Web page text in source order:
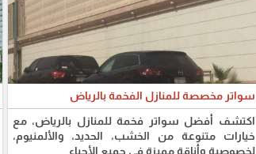
سواتر مخصصة للمنازل الفخمة بالرياض
اكتشف أفضل سواتر فخمة للمنازل بالرياض، مع
خيارات متنوعة من الخشب، الحديد، والألمنيوم،
لخصوصية وأناقة مميزة في جميع الأحياء